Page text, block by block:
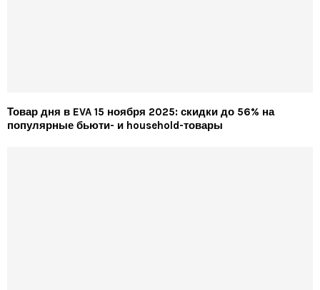
Товар дня в EVA 15 ноября 2025: скидки до 56% на
популярные бьюти- и household-товары